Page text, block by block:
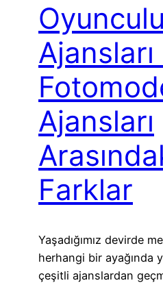
Ajansları
Farklar
Yaşadığımız devirde
herhangi bir ayağında
çeşitli ajanslardan